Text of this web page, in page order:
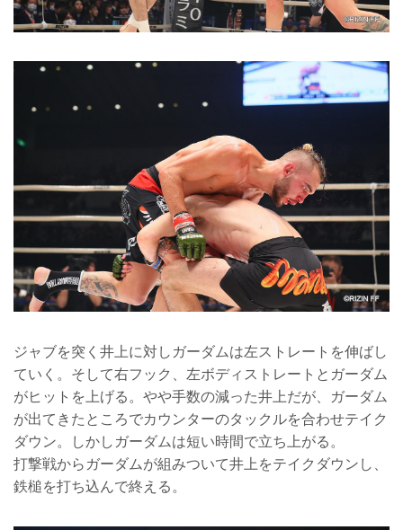
ジャブを突く井上に対しガーダムは左ストレートを伸ばし
ていく。そして右フック、左ボディストレートとガーダム
がヒットを上げる。やや手数の減った井上だが、ガーダム
が出てきたところでカウンターのタックルを合わせテイク
ダウン。しかしガーダムは短い時間で立ち上がる。
打撃戦からガーダムが組みついて井上をテイクダウンし、
鉄槌を打ち込んで終える。